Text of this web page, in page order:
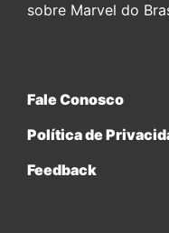
sobre Marvel do
Fale Conosco
Política de
Feedback